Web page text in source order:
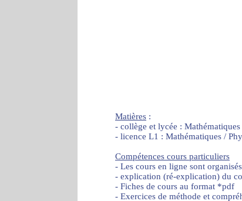
Matières :
- collège et lycée :
- licence L1 : Mathématiques /
Compétences cours particuliers
- Les cours en ligne sont
- explication (ré-explication) du
- Fiches de cours au format *pdf
- Exercices de méthode et